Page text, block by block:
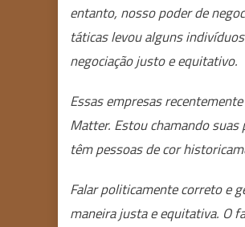
entanto, nosso poder de
táticas levou alguns
negociação justo e equitativo.
Essas empresas
Matter. Estou chamando suas
têm pessoas de cor
Falar politicamente correto e
maneira justa e equitativa. O